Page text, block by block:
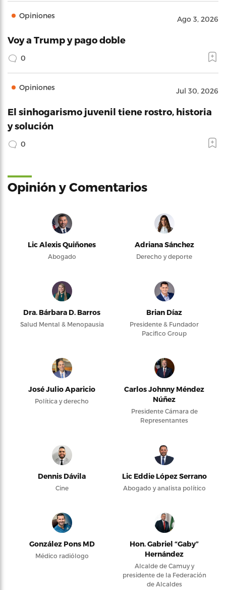
Opiniones Ago 3, 2026
Voy a Trump y pago doble
0
Opiniones Jul 30, 2026
El sinhogarismo juvenil tiene rostro, historia
y solución
0
Opinión y Comentarios
Lic Alexis Quiñones
Abogado
Adriana Sánchez
Derecho y deporte
Dra. Bárbara D. Barros
Salud Mental & Menopausia
Brian Díaz
Presidente & Fundador
Pacifico Group
José Julio Aparicio
Política y derecho
Carlos Johnny Méndez
Núñez
Presidente Cámara de
Representantes
Dennis Dávila
Cine
Lic Eddie López Serrano
Abogado y analista político
González Pons MD
Médico radiólogo
Hon. Gabriel “Gaby”
Hernández
Alcalde de Camuy y
presidente de la Federación
de Alcaldes